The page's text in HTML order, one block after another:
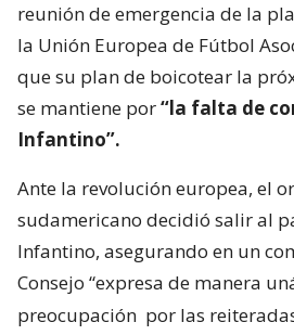
reunión de emergencia de la
la Unión Europea de Fútbol
que su plan de boicotear la
se mantiene por“la falta de
Infantino”.
Ante la revolución europea, el
sudamericano decidió salir al
Infantino, asegurando en un
Consejo “expresa de manera
preocupación por las